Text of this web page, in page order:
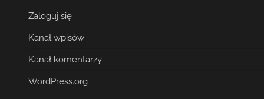
Zaloguj się
Kanał wpisów
Kanał komentarzy
WordPress.org